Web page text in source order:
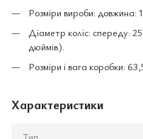
Розміри вироби: довжина:
Діаметр коліс: спереду:
дюймів).
Розміри і вага коробки:
Характеристики